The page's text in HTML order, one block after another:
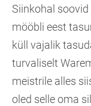
Siinkohal
mööbli eest
küll vajalik
turvaliselt
meistrile alles
oled selle oma